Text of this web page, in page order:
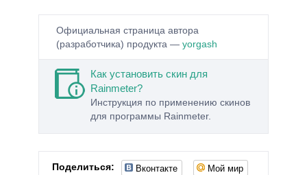
Официальная страница автора
(разработчика) продукта — yorgash
Как установить скин для
Rainmeter?
Инструкция по применению скинов
для программы Rainmeter.
Поделиться: Вконтакте Мой мир